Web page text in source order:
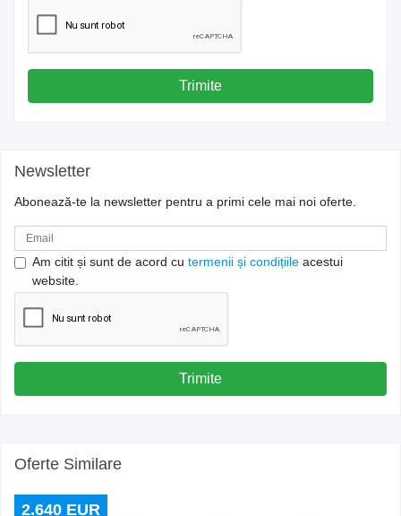
Trimite
Newsletter
Abonează-te la newsletter pentru a primi cele mai noi oferte.
Am citit și sunt de acord cu termenii și condițiile acestui
website.
Trimite
Oferte Similare
2.640 EUR